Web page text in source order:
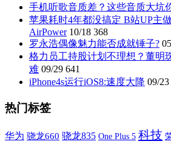
手机听歌音质差？这些音质大坑
苹果耗时4年都没搞定 B站UP主
AirPower 10/18 368
罗永浩偶像魅力能否成就锤子?
格力员工持股计划不理想？董明
难 09/29 641
iPhone4s运行iOS8:速度大降 09/23
热门标签
华为 骁龙660 骁龙835 One Plus 5 科技